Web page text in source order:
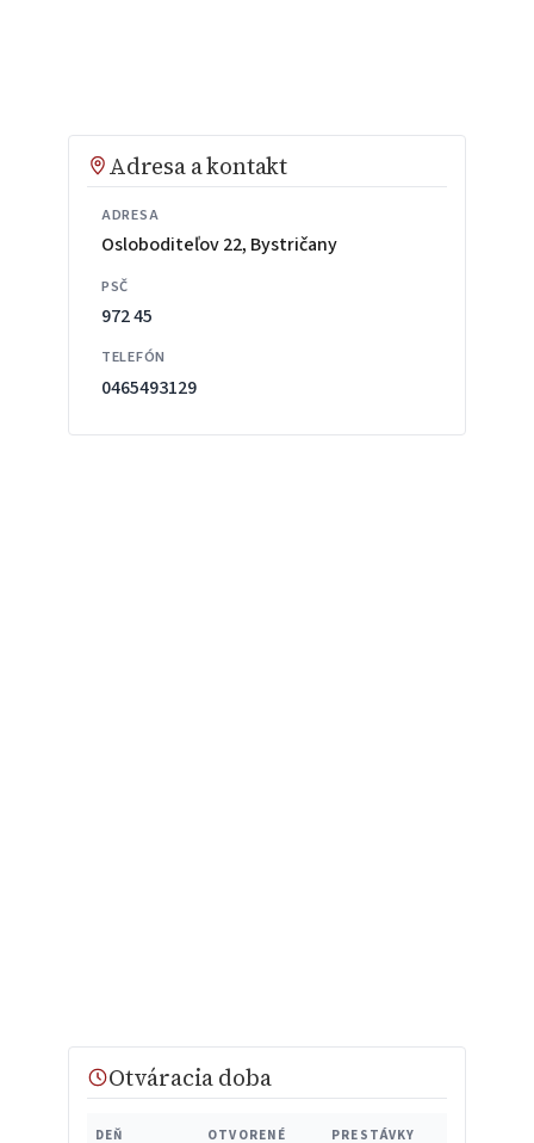
Adresa a kontakt
ADRESA
Osloboditeľov 22, Bystričany
PSČ
972 45
TELEFÓN
0465493129
Otváracia doba
DEŇ OTVORENÉ PRESTÁVKY